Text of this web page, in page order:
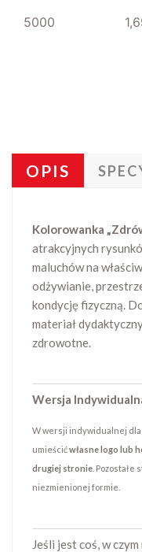
5000
OPIS
Kolorowanka
atrakcyjnych
maluchów na
odżywianie,
kondycję fizyczną.
materiał
zdrowotne.
Wersja
W wersji indywidualnej dla
umieścićwłasne logo lub
drugiej stronie .
niezmienionej formie.
Jeśli jest coś, w